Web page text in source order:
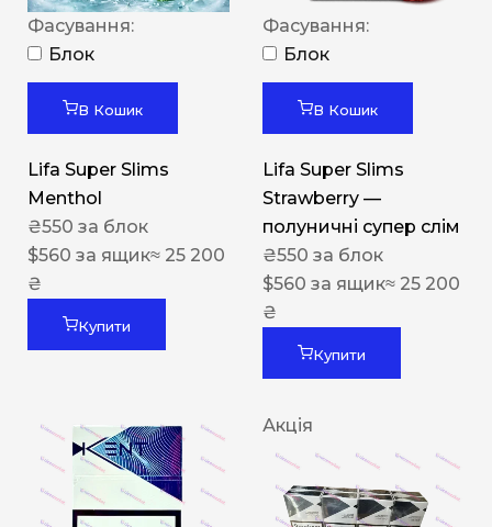
Фасування:
Блок
В Кошик
Lifa Super Slims
Menthol
₴550 за блок
$560 за ящик≈ 25 200
₴
Купити
Фасування:
Блок
В Кошик
Lifa Super Slims
Strawberry —
полуничні супер слім
₴550 за блок
$560 за ящик≈ 25 200
₴
Купити
Акція